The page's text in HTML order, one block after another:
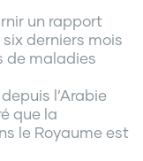
un rapport
derniers mois
de maladies
l’Arabie
que la
le Royaume est